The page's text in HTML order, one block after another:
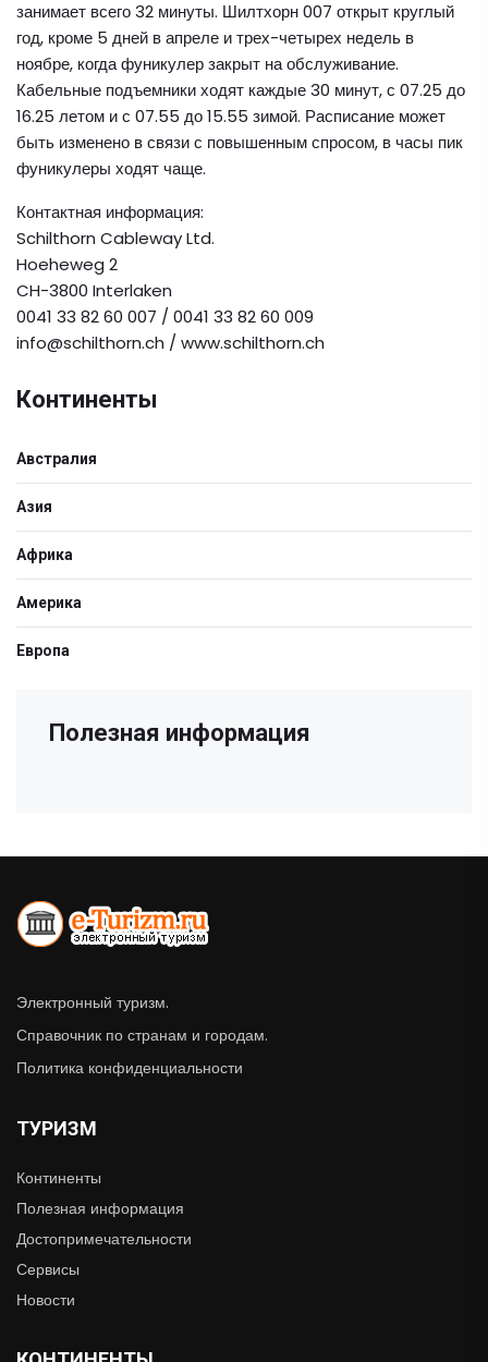
занимает всего 32 минуты. Шилтхорн 007 открыт круглый
год, кроме 5 дней в апреле и трех-четырех недель в
ноябре, когда фуникулер закрыт на обслуживание.
Кабельные подъемники ходят каждые 30 минут, с 07.25 до
16.25 летом и с 07.55 до 15.55 зимой. Расписание может
быть изменено в связи с повышенным спросом, в часы пик
фуникулеры ходят чаще.
Контактная информация:
Schilthorn Cableway Ltd.
Hoeheweg 2
CH-3800 Interlaken
0041 33 82 60 007 / 0041 33 82 60 009
info@schilthorn.ch / www.schilthorn.ch
Континенты
Австралия
Азия
Африка
Америка
Европа
Полезная информация
Электронный туризм.
Справочник по странам и городам.
Политика конфиденциальности
ТУРИЗМ
Континенты
Полезная информация
Достопримечательности
Сервисы
Новости